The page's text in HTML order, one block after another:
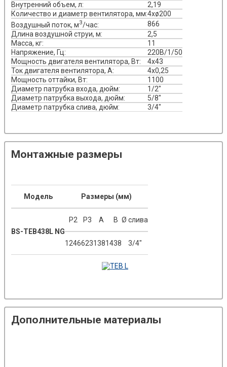
Внутренний объем, л:
2,19
Количество и диаметр вентилятора, мм:4xø200
Воздушный поток, м3/час:
866
Длина воздушной струи, м:
2,5
Масса, кг:
11
Напряжение, Гц:
220В/1/50
Мощность двигателя вентилятора, Вт:
4х43
Ток двигателя вентилятора, А:
4х0,25
Мощность оттайки, Вт:
1100
Диаметр патрубка входа, дюйм:
1/2"
Диаметр патрубка выхода, дюйм:
5/8"
Диаметр патрубка слива, дюйм:
3/4"
Монтажные размеры
Модель Размеры (мм)
BS-TEB438L NG
P2 P3 A B Ø слива
12466231381438 3/4"
Дополнительные материалы